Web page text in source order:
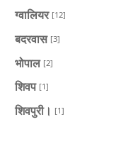
ग्वालियर [12]
बदरवास [3]
भोपाल [2]
शिवप [1]
शिवपुरी। [1]